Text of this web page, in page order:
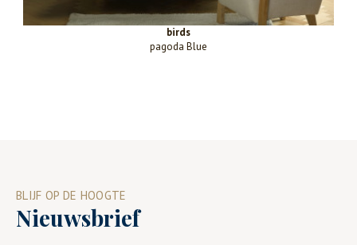
birds
pagoda Blue
BLIJF OP DE HOOGTE
Nieuwsbrief